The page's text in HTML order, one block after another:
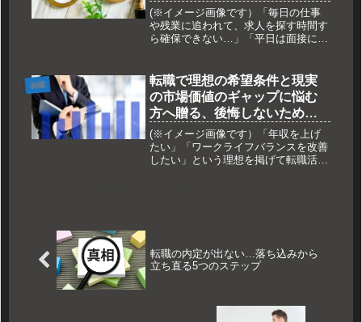
ル管理と効率化テクニック 💼
✨
(※イメージ画像です）「毎日の仕事
や残業に追われて、求人を探す時間す
ら確保できない…」「平日は面接に行
ステップを目指す求職者にとって、最
も高い壁となるのが「時間の捻出」で
す...
転職
転職で理想の希望条件と現実
の市場価値のギャップに悩む
方へ贈る、後悔しないための
キャリア戦略
(※イメージ画像です）「年収を上げ
たい」「ワークライフバランスを改善
したい」という理想を掲げて転職活動
転職の内定が出ない…落ち込みから
立ち直る5つのステップ